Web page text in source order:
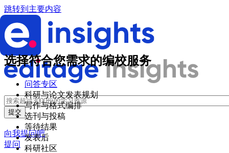
跳转到主要内容
向我提问吧
提问
选择符合您需求的编校服务
问答专区
科研与论文发表规划
写作与格式编排
选刊与投稿
等待结果
发表后
科研社区